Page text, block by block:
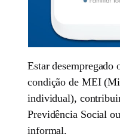
Estar desempregado
condição de MEI
individual),
Previdência Social
informal.